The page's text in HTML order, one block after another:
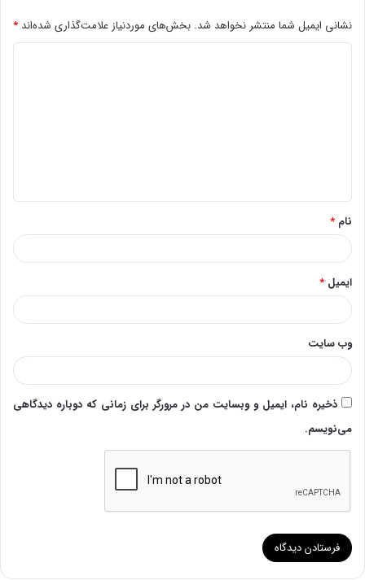
نشانی ایمیل شما منتشر نخواهد شد. بخش‌های موردنیاز علامت‌گذاری شده‌اند *
*
نام *
ایمیل *
وب‌ سایت
ذخیره نام، ایمیل و وبسایت من در مرورگر برای زمانی که دوباره دیدگاهی
می‌نویسم.